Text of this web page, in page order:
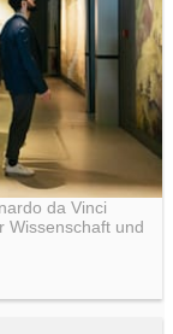
da Vinci
Wissenschaft und